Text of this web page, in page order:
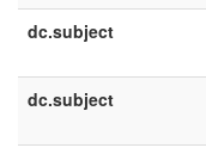
dc.subject
dc.subject